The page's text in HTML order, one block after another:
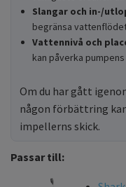
Slangar och in-/
begränsa
Vattennivå och
kan påverka
Om du har gått
någon förbättring
impellerns skick.
Passar till: